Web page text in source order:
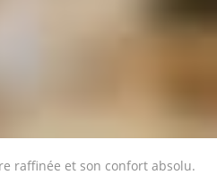
raffinée et son confort absolu.